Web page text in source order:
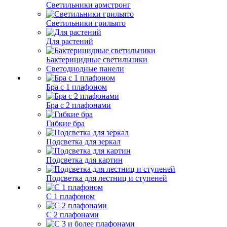
Светильники армстронг
Светильники грильято
Для растений
Бактерицидные светильники
Светодиодные панели
Бра с 1 плафоном
Бра с 2 плафонами
Гибкие бра
Подсветка для зеркал
Подсветка для картин
Подсветка для лестниц и ступеней
С 1 плафоном
С 2 плафонами